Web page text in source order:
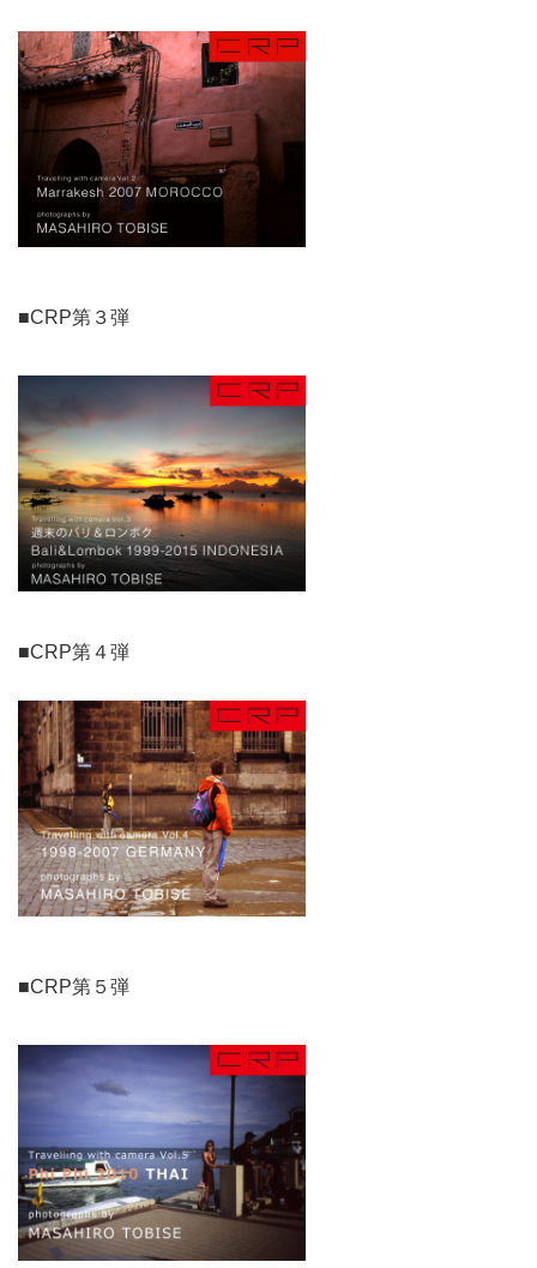
■CRP第３弾
■CRP第４弾
■CRP第５弾